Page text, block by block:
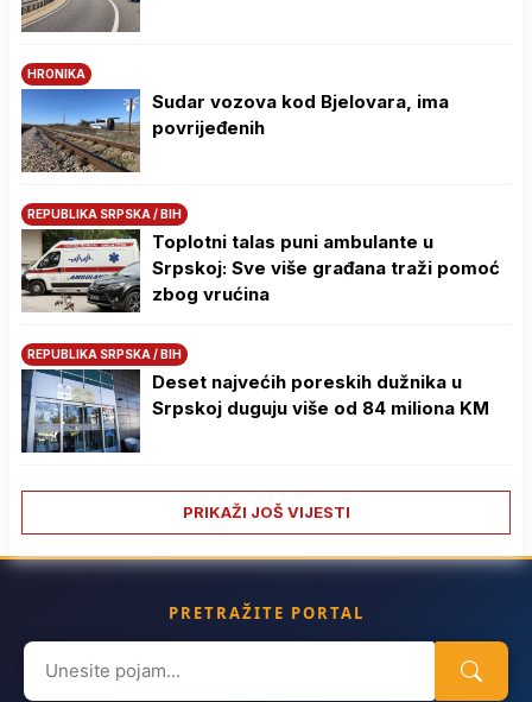
HRONIKA
Sudar vozova kod Bjelovara, ima
povrijeđenih
REPUBLIKA SRPSKA / BIH
Toplotni talas puni ambulante u
Srpskoj: Sve više građana traži pomoć
zbog vrućina
REPUBLIKA SRPSKA / BIH
Deset najvećih poreskih dužnika u
Srpskoj duguju više od 84 miliona KM
PRIKAŽI JOŠ VIJESTI
PRETRAŽITE PORTAL
Search
for: